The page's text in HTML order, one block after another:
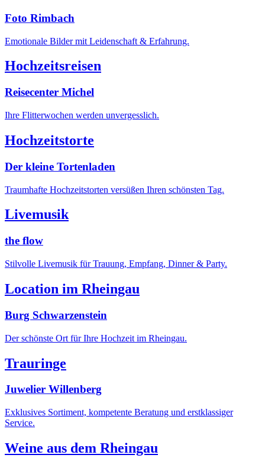
Foto Rimbach
Emotionale Bilder mit Leidenschaft & Erfahrung.
Hochzeitsreisen
Reisecenter Michel
Ihre Flitterwochen werden unvergesslich.
Hochzeitstorte
Der kleine Tortenladen
Traumhafte Hochzeitstorten versüßen Ihren schönsten Tag.
Livemusik
the flow
Stilvolle Livemusik für Trauung, Empfang, Dinner & Party.
Location im Rheingau
Burg Schwarzenstein
Der schönste Ort für Ihre Hochzeit im Rheingau.
Trauringe
Juwelier Willenberg
Exklusives Sortiment, kompetente Beratung und erstklassiger
Service.
Weine aus dem Rheingau